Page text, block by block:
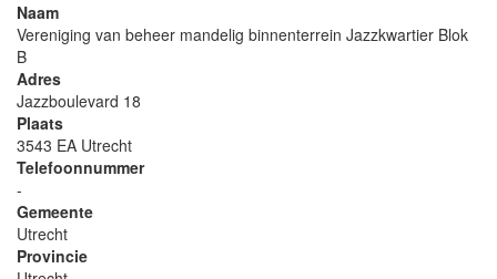
Naam
Vereniging van beheer mandelig binnenterrein Jazzkwartier Blok
B
Adres
Jazzboulevard 18
Plaats
3543 EA Utrecht
Telefoonnummer
-
Gemeente
Utrecht
Provincie